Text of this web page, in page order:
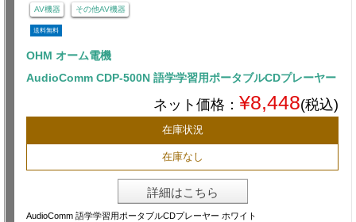
AV機器 その他AV機器
送料無料
OHM オーム電機
AudioComm CDP-500N 語学学習用ポータブルCDプレーヤー
ネット価格： ¥8,448(税込)
在庫状況
在庫なし
詳細はこちら
AudioComm 語学学習用ポータブルCDプレーヤー ホワイト